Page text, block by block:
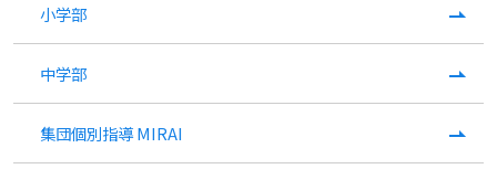
小学部
中学部
集団個別指導 MIRAI